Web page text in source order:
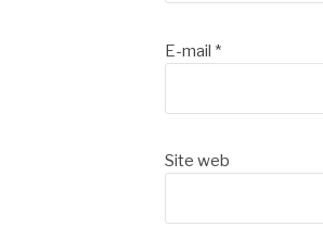
E-mail *
Site web